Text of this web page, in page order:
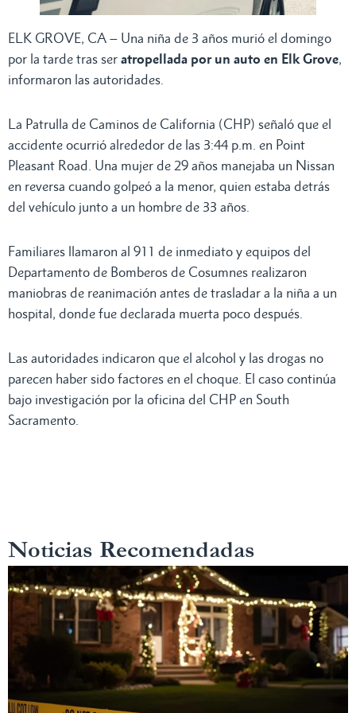
ELK GROVE, CA – Una niña de 3 años murió el domingo
por la tarde tras ser atropellada por un auto en Elk Grove,
informaron las autoridades.
La Patrulla de Caminos de California (CHP) señaló que el
accidente ocurrió alrededor de las 3:44 p.m. en Point
Pleasant Road. Una mujer de 29 años manejaba un Nissan
en reversa cuando golpeó a la menor, quien estaba detrás
del vehículo junto a un hombre de 33 años.
Familiares llamaron al 911 de inmediato y equipos del
Departamento de Bomberos de Cosumnes realizaron
maniobras de reanimación antes de trasladar a la niña a un
hospital, donde fue declarada muerta poco después.
Las autoridades indicaron que el alcohol y las drogas no
parecen haber sido factores en el choque. El caso continúa
bajo investigación por la oficina del CHP en South
Sacramento.
Noticias Recomendadas